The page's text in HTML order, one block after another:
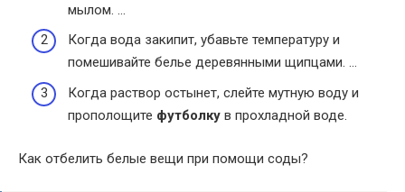
мылом. …
Когда вода закипит, убавьте температуру и
помешивайте белье деревянными щипцами. …
Когда раствор остынет, слейте мутную воду и
прополощите футболку в прохладной воде.
Как отбелить белые вещи при помощи соды?